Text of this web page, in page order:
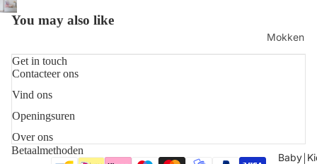
Mokken
Schalen
Baby￨
You may also like
Get in touch
Contacteer ons
Vind ons
Openingsuren
Over ons
Betaalmethoden
Privacybeleid
Verzendbeleid